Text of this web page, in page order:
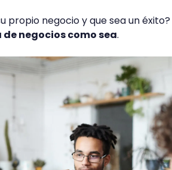
propio negocio y que sea un éxito?
negocios como sea.